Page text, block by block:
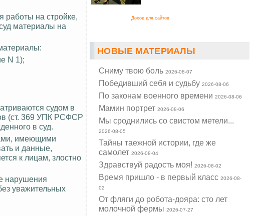
Доход для сайтов
НОВЫЕ МАТЕРИАЛЫ
Cниму твою боль2026-08-07
Победивший себя и судьбу2026-08-06
По законам военного времени2026-08-06
Мамин портрет2026-08-06
Мы сроднились со свистом метели...
2026-08-05
Тайны таежной истории, где же
самолет2026-08-04
Здравствуй радость моя!2026-08-02
Время пришло - в первый класс2026-08-
02
От фляги до робота-дояра: сто лет
молочной фермы2026-07-27
на стройке,
материалы на
N 1);
судом в
(ст. 369 УПК РСФСР
в суд.
имеющими
и данные,
к лицам, злостно
нарушения
уважительных